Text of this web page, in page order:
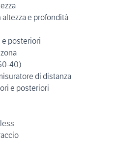
e profondità
posteriori
40)
di distanza
e posteriori